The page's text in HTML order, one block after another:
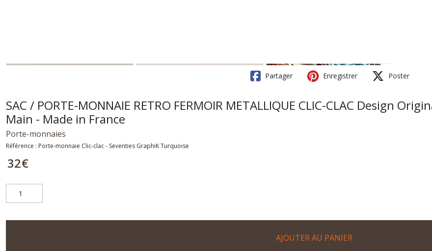
Partager Enregistrer Poster
SAC / PORTE-MONNAIE RETRO FERMOIR METALLIQUE CLIC-CLAC Design
Main - Made in France
Porte-monnaies
Référence : Porte-monnaie Clic-clac - Seventies GraphiK Turquoise
32€
AJOUTER AU PANIER